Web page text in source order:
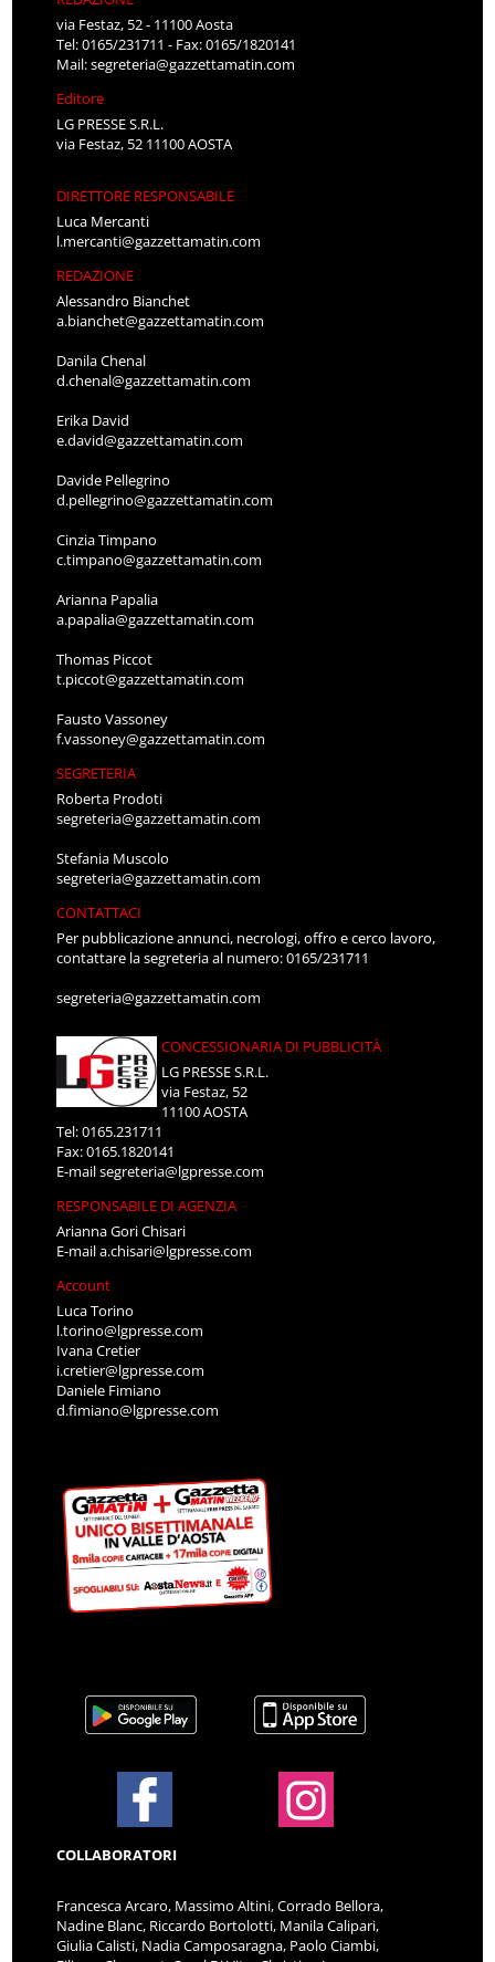
via Festaz, 52 - 11100 Aosta
Tel: 0165/231711 - Fax: 0165/1820141
Mail:segreteria@gazzettamatin.com
Editore
LG PRESSE S.R.L.
via Festaz, 52 11100 AOSTA
DIRETTORE RESPONSABILE
Luca Mercanti
l.mercanti@gazzettamatin.com
REDAZIONE
Alessandro Bianchet
a.bianchet@gazzettamatin.com
Danila Chenal
d.chenal@gazzettamatin.com
Erika David
e.david@gazzettamatin.com
Davide Pellegrino
d.pellegrino@gazzettamatin.com
Cinzia Timpano
c.timpano@gazzettamatin.com
Arianna Papalia
a.papalia@gazzettamatin.com
Thomas Piccot
t.piccot@gazzettamatin.com
Fausto Vassoney
f.vassoney@gazzettamatin.com
SEGRETERIA
Roberta Prodoti
segreteria@gazzettamatin.com
Stefania Muscolo
segreteria@gazzettamatin.com
CONTATTACI
Per pubblicazione annunci, necrologi, offro e cerco lavoro,
contattare la segreteria al numero: 0165/231711
segreteria@gazzettamatin.com
CONCESSIONARIA DI PUBBLICITÀ
LG PRESSE S.R.L.
via Festaz, 52
11100 AOSTA
Tel: 0165.231711
Fax: 0165.1820141
E-mailsegreteria@lgpresse.com
RESPONSABILE DI AGENZIA
Arianna Gori Chisari
E-maila.chisari@lgpresse.com
Account
Luca Torino
l.torino@lgpresse.com
Ivana Cretier
i.cretier@lgpresse.com
Daniele Fimiano
d.fimiano@lgpresse.com
COLLABORATORI
Francesca Arcaro, Massimo Altini, Corrado Bellora,
Nadine Blanc, Riccardo Bortolotti, Manila Calipari,
Giulia Calisti, Nadia Camposaragna, Paolo Ciambi,